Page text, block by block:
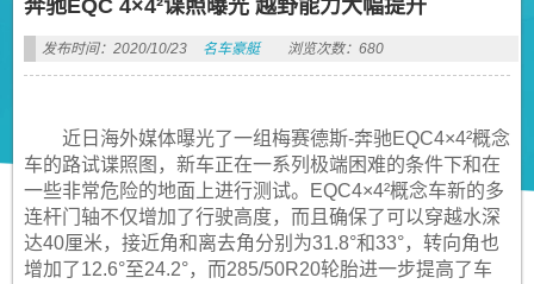
奔驰EQC 4×4²谍照曝光 越野能力大幅提升
发布时间：2020/10/23 名车豪艇 浏览次数：680
近日海外媒体曝光了一组梅赛德斯-奔驰EQC4×4²概念
车的路试谍照图，新车正在一系列极端困难的条件下和在
一些非常危险的地面上进行测试。EQC4×4²概念车新的多
连杆门轴不仅增加了行驶高度，而且确保了可以穿越水深
达40厘米，接近角和离去角分别为31.8°和33°，转向角也
增加了12.6°至24.2°，而285/50R20轮胎进一步提高了车